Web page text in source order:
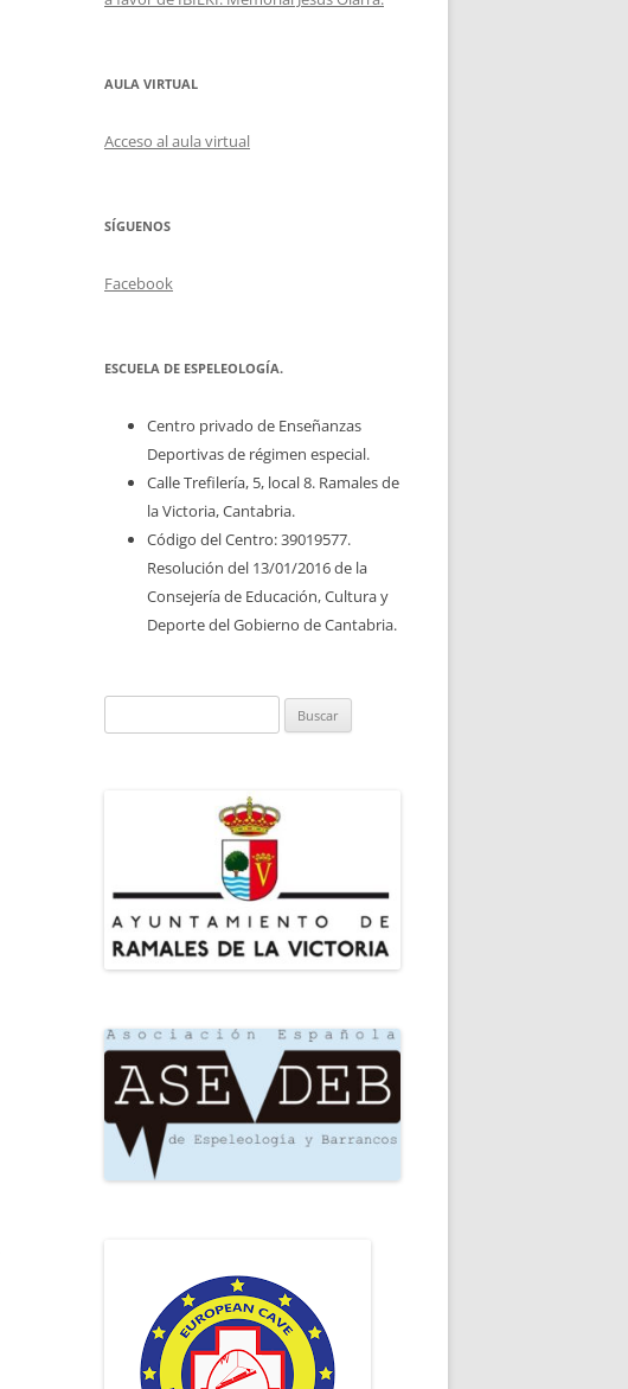
AULA VIRTUAL
Acceso al aula virtual
SÍGUENOS
Facebook
ESCUELA DE ESPELEOLOGÍA.
Centro privado de Enseñanzas
Deportivas de régimen especial.
Calle Trefilería, 5, local 8. Ramales de
la Victoria, Cantabria.
Código del Centro: 39019577.
Resolución del 13/01/2016 de la
Consejería de Educación, Cultura y
Deporte del Gobierno de Cantabria.